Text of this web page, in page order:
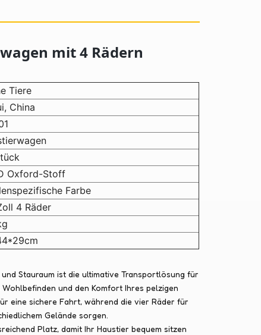
mit 4 Rädern
Tiere
China
Oxford-Stoff
Farbe
4 Räder
Stauraum ist die ultimative Transportlösung für
und den Komfort Ihres pelzigen
eine sichere Fahrt, während die vier Räder für
Gelände sorgen.
Platz, damit Ihr Haustier bequem sitzen